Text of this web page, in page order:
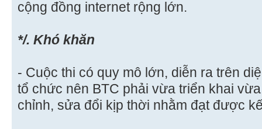
cộng đồng internet rộng lớn.
*/. Khó khăn
- Cuộc thi có quy mô lớn, diễn ra trên
tổ chức nên BTC phải vừa triển khai
chỉnh, sửa đổi kịp thời nhằm đạt được